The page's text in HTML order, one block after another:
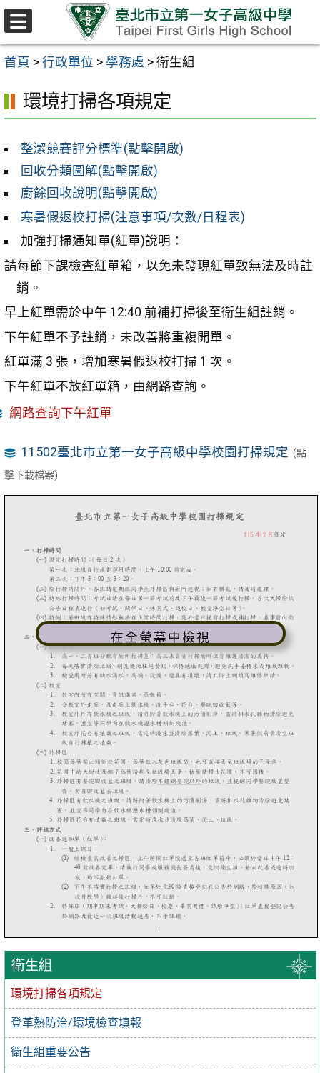
跳至主要內容區
首頁 > 行政單位 > 學務處 > 衛生組
衛生組
環境打掃各項規定
登革熱防治/環境檢查填報
衛生組重要公告
環境打掃各項規定
整潔競賽評分標準(點擊開啟)
回收分類圖解(點擊開啟)
廚餘回收說明(點擊開啟)
寒暑假返校打掃(注意事項/次數/日程表)
加強打掃通知單(紅單)說明：
請每節下課檢查紅單箱，以免未發現紅單致無法及時註
銷。
早上紅單需於中午 12:40 前補打掃後至衛生組註銷。
下午紅單不予註銷，未改善將重複開單。
紅單滿 3 張，增加寒暑假返校打掃 1 次。
下午紅單不放紅單箱，由網路查詢。
網路查詢下午紅單
11502臺北市立第一女子高級中學校園打掃規定 (點
擊下載檔案)
在全螢幕中檢視
選
單